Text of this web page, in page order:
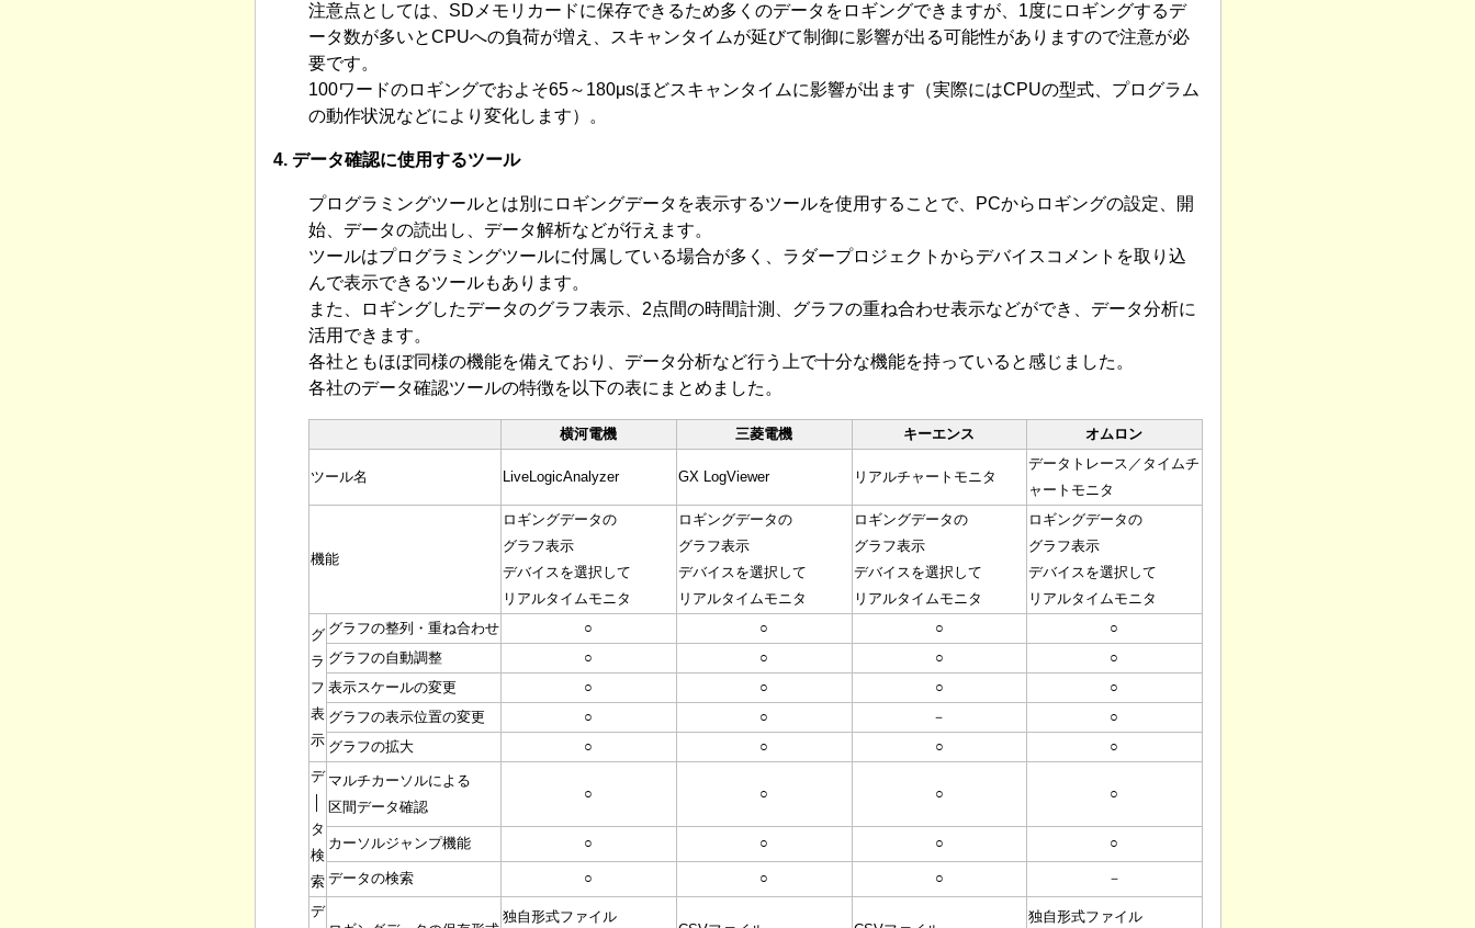
注意点としては、SDメモリカードに保存できるため多くのデータをロギングできますが、1度にロギングするデ
ータ数が多いとCPUへの負荷が増え、スキャンタイムが延びて制御に影響が出る可能性がありますので注意が必
要です。
100ワードのロギングでおよそ65～180μsほどスキャンタイムに影響が出ます（実際にはCPUの型式、プログラム
の動作状況などにより変化します）。
4. データ確認に使用するツール
プログラミングツールとは別にロギングデータを表示するツールを使用することで、PCからロギングの設定、開
始、データの読出し、データ解析などが行えます。
ツールはプログラミングツールに付属している場合が多く、ラダープロジェクトからデバイスコメントを取り込
んで表示できるツールもあります。
また、ロギングしたデータのグラフ表示、2点間の時間計測、グラフの重ね合わせ表示などができ、データ分析に
活用できます。
各社ともほぼ同様の機能を備えており、データ分析など行う上で十分な機能を持っていると感じました。
各社のデータ確認ツールの特徴を以下の表にまとめました。
横河電機 三菱電機 キーエンス オムロン
ツール名 LiveLogicAnalyzer GX LogViewer リアルチャートモニタ
データトレース／タイムチ
ャートモニタ
機能
ロギングデータの
グラフ表示
デバイスを選択して
リアルタイムモニタ
ロギングデータの
グラフ表示
デバイスを選択して
リアルタイムモニタ
ロギングデータの
グラフ表示
デバイスを選択して
リアルタイムモニタ
ロギングデータの
グラフ表示
デバイスを選択して
リアルタイムモニタ
グ
ラ
フ
表
示
グラフの整列・重ね合わせ ○ ○ ○
○
グラフの自動調整
○ ○ ○
○
表示スケールの変更
○ ○ ○
○
グラフの表示位置の変更
○ ○ －
○
グラフの拡大
○ ○ ○
○
デ
タ
検
索
マルチカーソルによる
区間データ確認
○ ○ ○ ○
カーソルジャンプ機能 ○ ○ ○ ○
データの検索 ○ ○ ○
－
デ
独自形式ファイル
独自形式ファイル